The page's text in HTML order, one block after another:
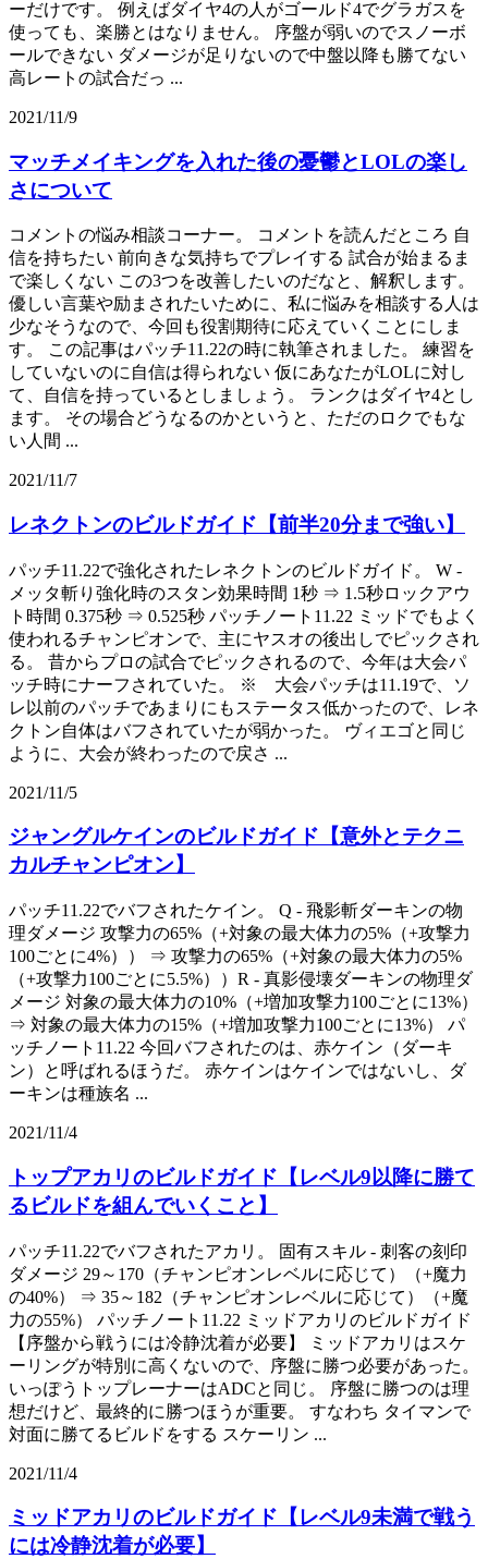
ーだけです。 例えばダイヤ4の人がゴールド4でグラガスを
使っても、楽勝とはなりません。 序盤が弱いのでスノーボ
ールできない ダメージが足りないので中盤以降も勝てない
高レートの試合だっ ...
2021/11/9
マッチメイキングを入れた後の憂鬱とLOLの楽し
さについて
コメントの悩み相談コーナー。 コメントを読んだところ 自
信を持ちたい 前向きな気持ちでプレイする 試合が始まるま
で楽しくない この3つを改善したいのだなと、解釈します。
優しい言葉や励まされたいために、私に悩みを相談する人は
少なそうなので、今回も役割期待に応えていくことにしま
す。 この記事はパッチ11.22の時に執筆されました。 練習を
していないのに自信は得られない 仮にあなたがLOLに対し
て、自信を持っているとしましょう。 ランクはダイヤ4とし
ます。 その場合どうなるのかというと、ただのロクでもな
い人間 ...
2021/11/7
レネクトンのビルドガイド【前半20分まで強い】
パッチ11.22で強化されたレネクトンのビルドガイド。 W -
メッタ斬り強化時のスタン効果時間 1秒 ⇒ 1.5秒ロックアウ
ト時間 0.375秒 ⇒ 0.525秒 パッチノート11.22 ミッドでもよく
使われるチャンピオンで、主にヤスオの後出しでピックされ
る。 昔からプロの試合でピックされるので、今年は大会パ
ッチ時にナーフされていた。 ※ 大会パッチは11.19で、ソ
レ以前のパッチであまりにもステータス低かったので、レネ
クトン自体はバフされていたが弱かった。 ヴィエゴと同じ
ように、大会が終わったので戻さ ...
2021/11/5
ジャングルケインのビルドガイド【意外とテクニ
カルチャンピオン】
パッチ11.22でバフされたケイン。 Q - 飛影斬ダーキンの物
理ダメージ 攻撃力の65%（+対象の最大体力の5%（+攻撃力
100ごとに4%）） ⇒ 攻撃力の65%（+対象の最大体力の5%
（+攻撃力100ごとに5.5%））R - 真影侵壊ダーキンの物理ダ
メージ 対象の最大体力の10%（+増加攻撃力100ごとに13%）
⇒ 対象の最大体力の15%（+増加攻撃力100ごとに13%） パ
ッチノート11.22 今回バフされたのは、赤ケイン（ダーキ
ン）と呼ばれるほうだ。 赤ケインはケインではないし、ダ
ーキンは種族名 ...
2021/11/4
トップアカリのビルドガイド【レベル9以降に勝て
るビルドを組んでいくこと】
パッチ11.22でバフされたアカリ。 固有スキル - 刺客の刻印
ダメージ 29～170（チャンピオンレベルに応じて）（+魔力
の40%） ⇒ 35～182（チャンピオンレベルに応じて）（+魔
力の55%） パッチノート11.22 ミッドアカリのビルドガイド
【序盤から戦うには冷静沈着が必要】 ミッドアカリはスケ
ーリングが特別に高くないので、序盤に勝つ必要があった。
いっぽうトップレーナーはADCと同じ。 序盤に勝つのは理
想だけど、最終的に勝つほうが重要。 すなわち タイマンで
対面に勝てるビルドをする スケーリン ...
2021/11/4
ミッドアカリのビルドガイド【レベル9未満で戦う
には冷静沈着が必要】